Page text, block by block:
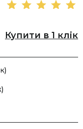
Купити в 1 клік